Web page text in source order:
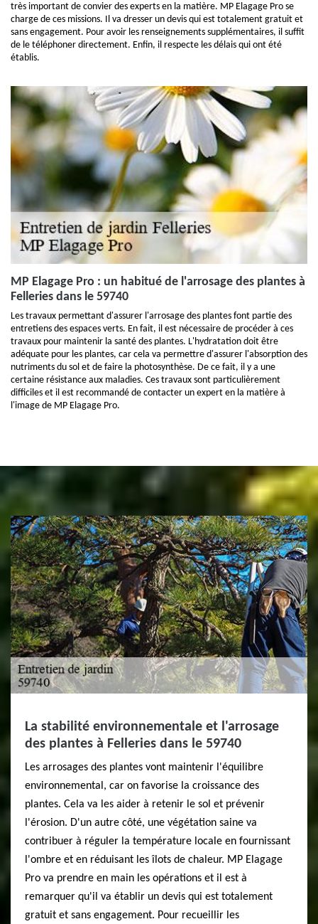
très important de convier des experts en la matière. MP Elagage Pro se
charge de ces missions. Il va dresser un devis qui est totalement gratuit et
sans engagement. Pour avoir les renseignements supplémentaires, il suffit
de le téléphoner directement. Enfin, il respecte les délais qui ont été
établis.
MP Elagage Pro : un habitué de l'arrosage des plantes à
Felleries dans le 59740
Les travaux permettant d'assurer l'arrosage des plantes font partie des
entretiens des espaces verts. En fait, il est nécessaire de procéder à ces
travaux pour maintenir la santé des plantes. L'hydratation doit être
adéquate pour les plantes, car cela va permettre d'assurer l'absorption des
nutriments du sol et de faire la photosynthèse. De ce fait, il y a une
certaine résistance aux maladies. Ces travaux sont particulièrement
difficiles et il est recommandé de contacter un expert en la matière à
l'image de MP Elagage Pro.
La stabilité environnementale et l'arrosage
des plantes à Felleries dans le 59740
Les arrosages des plantes vont maintenir l'équilibre
environnemental, car on favorise la croissance des
plantes. Cela va les aider à retenir le sol et prévenir
l'érosion. D'un autre côté, une végétation saine va
contribuer à réguler la température locale en fournissant
l'ombre et en réduisant les îlots de chaleur. MP Elagage
Pro va prendre en main les opérations et il est à
remarquer qu'il va établir un devis qui est totalement
gratuit et sans engagement. Pour recueillir les